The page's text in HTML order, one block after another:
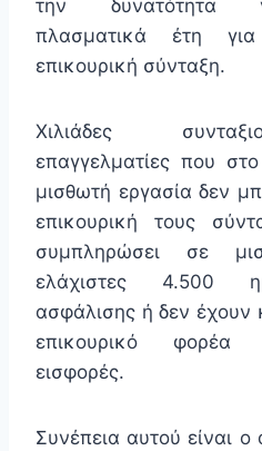
την δυνατότητα
πλασματικά έτη
επικουρική σύνταξη.
Χιλιάδες
επαγγελματίες που
μισθωτή εργασία δεν
επικουρική τους
συμπληρώσει σε
ελάχιστες 4.500
ασφάλισης ή δεν έχουν
επικουρικό φορέα
εισφορές.
Συνέπεια αυτού είναι